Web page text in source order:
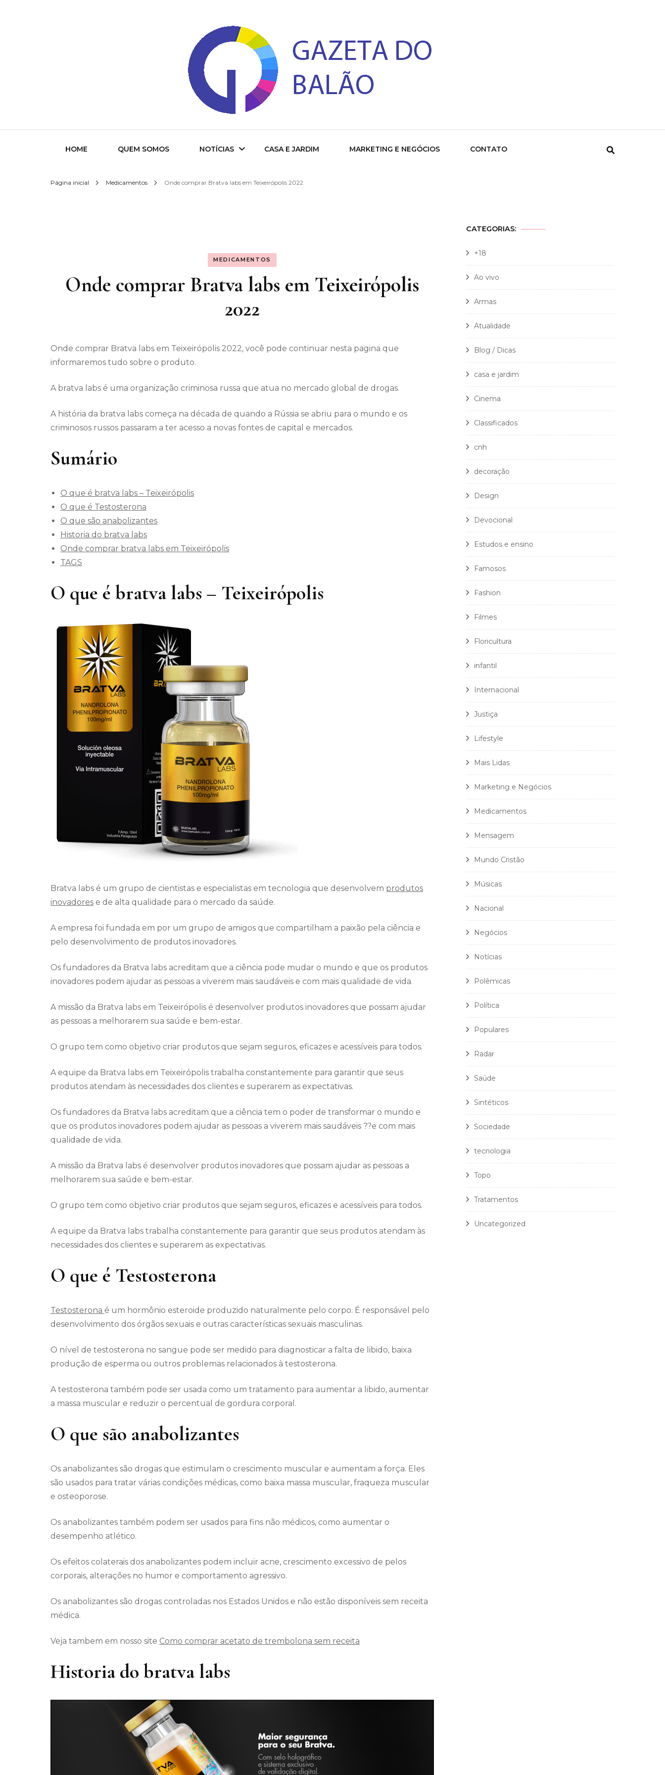
Gazeta do Balao
HOME QUEM SOMOS NOTÍCIAS
Entretenimento
CASA E JARDIM MARKETING E NEGÓCIOS CONTATO
Página inicial Medicamentos Onde comprar Bratva labs em Teixeirópolis 2022
MEDICAMENTOS
Onde comprar Bratva labs em Teixeirópolis
2022
Onde comprar Bratva labs em Teixeirópolis 2022, você pode continuar nesta pagina que
informaremos tudo sobre o produto.
A bratva labs é uma organização criminosa russa que atua no mercado global de drogas.
A história da bratva labs começa na década de quando a Rússia se abriu para o mundo e os
criminosos russos passaram a ter acesso a novas fontes de capital e mercados.
Sumário
O que é bratva labs – Teixeirópolis
O que é Testosterona
O que são anabolizantes
Historia do bratva labs
Onde comprar bratva labs em Teixeirópolis
TAGS
O que é bratva labs – Teixeirópolis
Bratva labs é um grupo de cientistas e especialistas em tecnologia que desenvolvem produtos
inovadores e de alta qualidade para o mercado da saúde.
A empresa foi fundada em por um grupo de amigos que compartilham a paixão pela ciência e
pelo desenvolvimento de produtos inovadores.
Os fundadores da Bratva labs acreditam que a ciência pode mudar o mundo e que os produtos
inovadores podem ajudar as pessoas a viverem mais saudáveis e com mais qualidade de vida.
A missão da Bratva labs em Teixeirópolis é desenvolver produtos inovadores que possam ajudar
as pessoas a melhorarem sua saúde e bem-estar.
O grupo tem como objetivo criar produtos que sejam seguros, eficazes e acessíveis para todos.
A equipe da Bratva labs em Teixeirópolis trabalha constantemente para garantir que seus
produtos atendam às necessidades dos clientes e superarem as expectativas.
Os fundadores da Bratva labs acreditam que a ciência tem o poder de transformar o mundo e
que os produtos inovadores podem ajudar as pessoas a viverem mais saudáveis ??e com mais
qualidade de vida.
A missão da Bratva labs é desenvolver produtos inovadores que possam ajudar as pessoas a
melhorarem sua saúde e bem-estar.
O grupo tem como objetivo criar produtos que sejam seguros, eficazes e acessíveis para todos.
A equipe da Bratva labs trabalha constantemente para garantir que seus produtos atendam às
necessidades dos clientes e superarem as expectativas.
O que é Testosterona
Testosterona é um hormônio esteroide produzido naturalmente pelo corpo. É responsável pelo
desenvolvimento dos órgãos sexuais e outras características sexuais masculinas.
O nível de testosterona no sangue pode ser medido para diagnosticar a falta de libido, baixa
produção de esperma ou outros problemas relacionados à testosterona.
A testosterona também pode ser usada como um tratamento para aumentar a libido, aumentar
a massa muscular e reduzir o percentual de gordura corporal.
O que são anabolizantes
Os anabolizantes são drogas que estimulam o crescimento muscular e aumentam a força. Eles
são usados para tratar várias condições médicas, como baixa massa muscular, fraqueza muscular
e osteoporose.
Os anabolizantes também podem ser usados para fins não médicos, como aumentar o
desempenho atlético.
Os efeitos colaterais dos anabolizantes podem incluir acne, crescimento excessivo de pelos
corporais, alterações no humor e comportamento agressivo.
Os anabolizantes são drogas controladas nos Estados Unidos e não estão disponíveis sem receita
médica.
Veja tambem em nosso site Como comprar acetato de trembolona sem receita
Historia do bratva labs
CATEGORIAS:
+18
Ao vivo
Armas
Atualidade
Blog / Dicas
casa e jardim
Cinema
Classificados
cnh
decoração
Design
Devocional
Estudos e ensino
Famosos
Fashion
Filmes
Floricultura
infantil
Internacional
Justiça
Lifestyle
Mais Lidas
Marketing e Negócios
Medicamentos
Mensagem
Mundo Cristão
Músicas
Nacional
Negócios
Notícias
Polêmicas
Política
Populares
Radar
Saúde
Sintéticos
Sociedade
tecnologia
Topo
Tratamentos
Uncategorized